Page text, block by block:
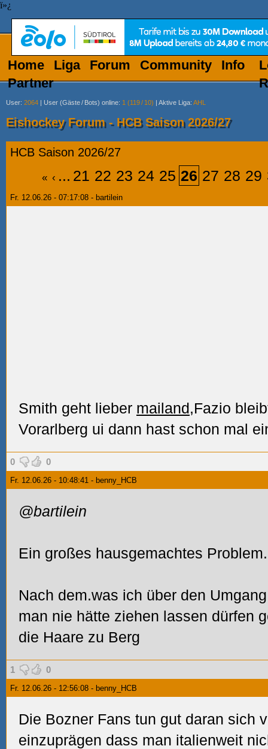
ï»¿
Home Liga Forum Community
Info
Partner
User: 2064 | User (Gäste/ Bots) online: 1 (119/ 10) | Aktive Liga: AHL
Eishockey Forum - HCB Saison 2026/27
HCB Saison 2026/27
« ‹ ... 21 22 23 24 25 26 27 28 29
Fr. 12.06.26 - 07:17:08 - bartilein
Smith geht lieber mailand,Fazio
Vorarlberg ui dann hast schon mal
0 0
Fr. 12.06.26 - 10:48:41 - benny_HCB
@bartilein
Ein großes hausgemachtes Problem.
Nach dem.was ich über den
man nie hätte ziehen lassen dürfen
die Haare zu Berg
1 0
Fr. 12.06.26 - 12:56:08 - benny_HCB
Die Bozner Fans tun gut daran sich
einzuprägen dass man italienweit